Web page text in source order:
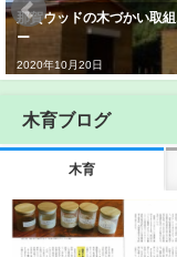
那賀ウッドの木づかい取
ー
2020年10月20日
木育ブログ
木育